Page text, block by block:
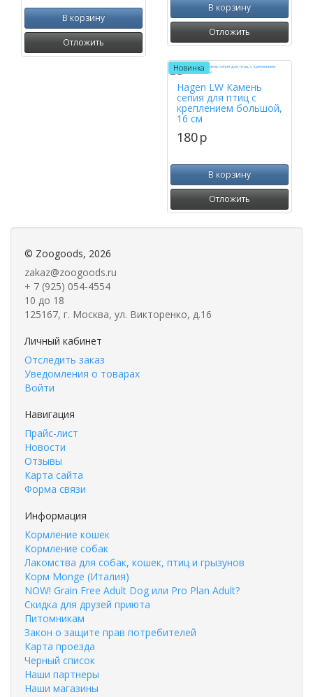
В корзину
Отложить
В корзину
Отложить
Новинка
Hagen LW Камень
сепия для птиц с
креплением большой,
16 см
180p
В корзину
Отложить
© Zoogoods, 2026
zakaz@zoogoods.ru
+ 7 (925) 054-4554
10 до 18
125167, г. Москва, ул. Викторенко, д.16
Личный кабинет
Отследить заказ
Уведомления о товарах
Войти
Навигация
Прайс-лист
Новости
Отзывы
Карта сайта
Форма связи
Информация
Кормление кошек
Кормление собак
Лакомства для собак, кошек, птиц и грызунов
Корм Monge (Италия)
NOW! Grain Free Adult Dog или Pro Plan Adult?
Скидка для друзей приюта
Питомникам
Закон о защите прав потребителей
Карта проезда
Черный список
Наши партнеры
Наши магазины